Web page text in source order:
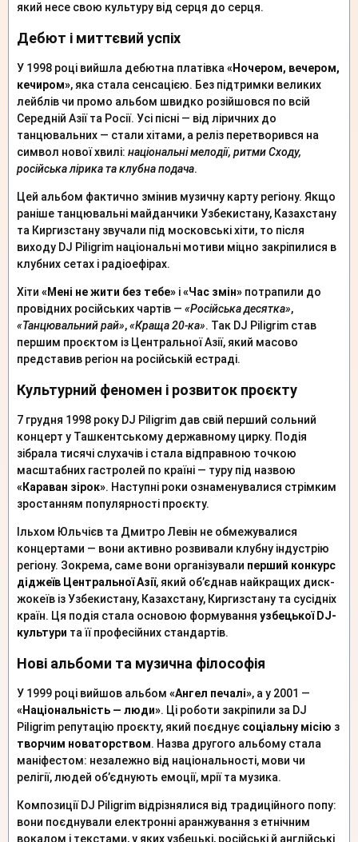
який несе свою культуру від серця до серця.
Дебют і миттєвий успіх
У 1998 році вийшла дебютна платівка «Ночером, вечером,
кечиром», яка стала сенсацією. Без підтримки великих
лейблів чи промо альбом швидко розійшовся по всій
Середній Азії та Росії. Усі пісні — від ліричних до
танцювальних — стали хітами, а реліз перетворився на
символ нової хвилі: національні мелодії, ритми Сходу,
російська лірика та клубна подача.
Цей альбом фактично змінив музичну карту регіону. Якщо
раніше танцювальні майданчики Узбекистану, Казахстану
та Киргизстану звучали під московські хіти, то після
виходу DJ Piligrim національні мотиви міцно закріпилися в
клубних сетах і радіоефірах.
Хіти «Мені не жити без тебе» і«Час змін» потрапили до
провідних російських чартів — «Російська десятка»,
«Танцювальний рай»,«Краща 20-ка». Так DJ Piligrim став
першим проєктом із Центральної Азії, який масово
представив регіон на російській естраді.
Культурний феномен і розвиток проєкту
7 грудня 1998 року DJ Piligrim дав свій перший сольний
концерт у Ташкентському державному цирку. Подія
зібрала тисячі слухачів і стала відправною точкою
масштабних гастролей по країні — туру під назвою
«Караван зірок». Наступні роки ознаменувалися стрімким
зростанням популярності проєкту.
Ільхом Юльчієв та Дмитро Левін не обмежувалися
концертами — вони активно розвивали клубну індустрію
регіону. Зокрема, саме вони організували перший конкурс
діджеїв Центральної Азії, який об’єднав найкращих диск-
жокеїв із Узбекистану, Казахстану, Киргизстану та сусідніх
країн. Ця подія стала основою формування узбецької DJ-
культури та її професійних стандартів.
Нові альбоми та музична філософія
У 1999 році вийшов альбом «Ангел печалі», а у 2001 —
«Національність — люди». Ці роботи закріпили за DJ
Piligrim репутацію проєкту, який поєднує соціальну місію з
творчим новаторством. Назва другого альбому стала
маніфестом: незалежно від національності, мови чи
релігії, людей об’єднують емоції, мрії та музика.
Композиції DJ Piligrim відрізнялися від традиційного попу:
вони поєднували електронні аранжування з етнічним
вокалом і текстами, у яких узбецькі, російські й англійські